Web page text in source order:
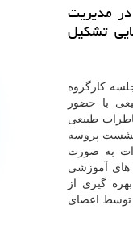
در مدیریت
تشكیل
کارگروه
با حضور
طبیعی
نشست پروسه
به صورت
های آموزشی
گیری از
توسط اعضای